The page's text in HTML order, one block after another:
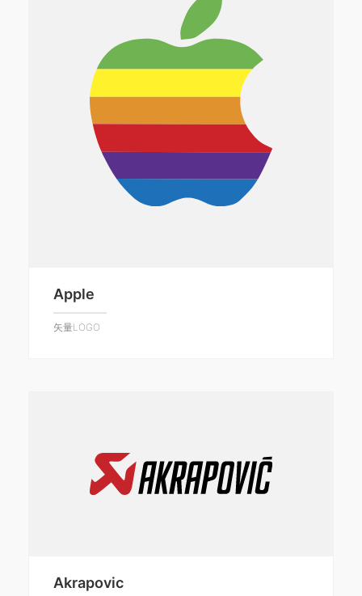
Apple
矢量LOGO
Akrapovic